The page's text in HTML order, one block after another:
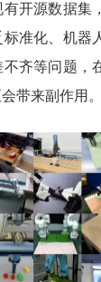
有开源数据集
准化、机器
齐等问题，
带来副作用。